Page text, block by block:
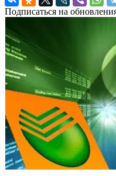
Подписаться на